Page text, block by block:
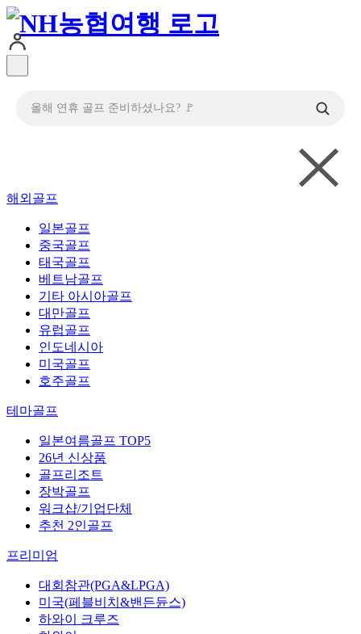
올해 연휴 골프 준비하셨나요? 🚩
해외골프
일본골프
중국골프
태국골프
베트남골프
기타 아시아골프
대만골프
유럽골프
인도네시아
미국골프
호주골프
테마골프
일본여름골프 TOP5
26년 신상품
골프리조트
장박골프
워크샵/기업단체
추천 2인골프
프리미엄
대회참관(PGA&LPGA)
미국(페블비치&밴든듄스)
하와이 크루즈